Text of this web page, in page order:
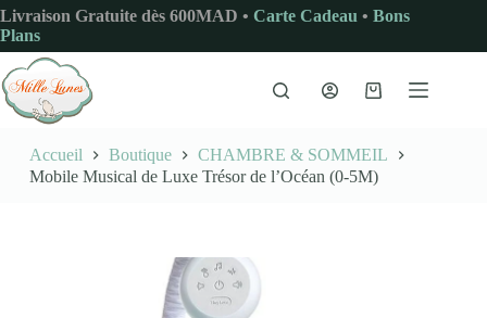
Passer
au
contenu
Livraison Gratuite dès 600MAD • Carte Cadeau • Bons
Plans
Panier
Accueil Boutique
CHAMBRE & SOMMEIL
Mobile Musical de Luxe Trésor de l’Océan (0-5M)